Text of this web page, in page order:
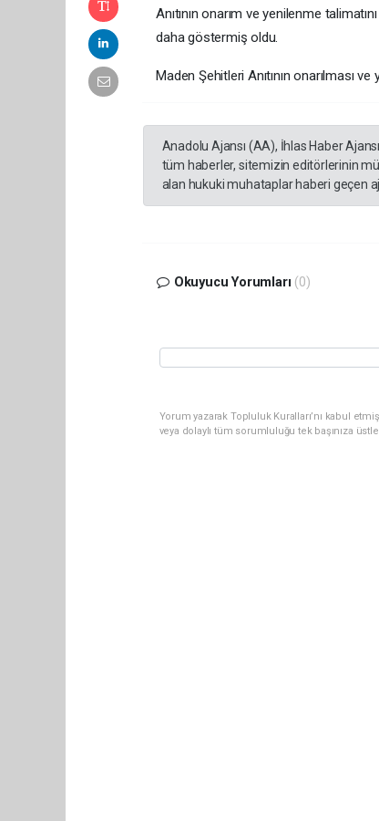
Anıtının onarım ve yenilenme
daha göstermiş oldu.
Maden Şehitleri Anıtının onarılması
Anadolu Ajansı (AA), İhlas Haber
tüm haberler, sitemizin editörlerinin
alan hukuki muhataplar haberi geçen
Okuyucu Yorumları (0)
Yorum yazarak Topluluk Kuralları’nı kabul
veya dolaylı tüm sorumluluğu tek başınıza